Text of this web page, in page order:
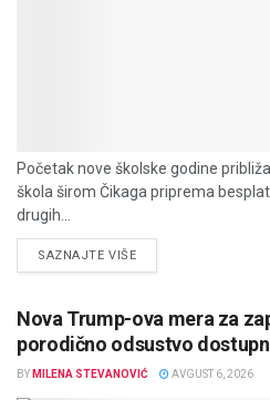
Početak nove školske godine
škola širom Čikaga priprema
drugih...
SAZNAJTE VIŠEDETAILS
Nova Trump-ova mera za
porodično odsustvo
BY MILENA STEVANOVIĆ AVGUST 6, 2026